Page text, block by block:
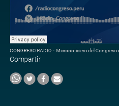
CONGRESO RADIO · Micronoticiero del Congreso
Compartir